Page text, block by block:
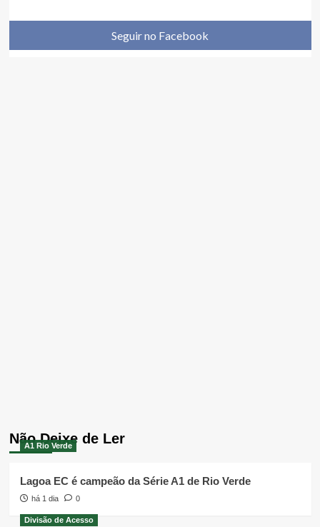
Seguir no Facebook
Não Deixe de Ler
A1 Rio Verde
Lagoa EC é campeão da Série A1 de Rio Verde
há 1 dia 0
Divisão de Acesso